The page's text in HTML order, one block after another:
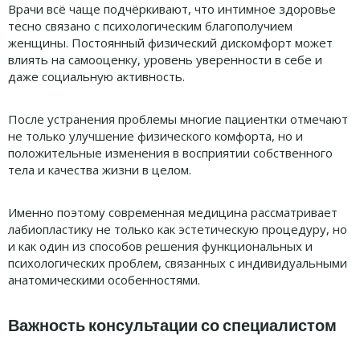
Врачи всё чаще подчёркивают, что интимное здоровье
тесно связано с психологическим благополучием
женщины. Постоянный физический дискомфорт может
влиять на самооценку, уровень уверенности в себе и
даже социальную активность.
После устранения проблемы многие пациентки отмечают
не только улучшение физического комфорта, но и
положительные изменения в восприятии собственного
тела и качества жизни в целом.
Именно поэтому современная медицина рассматривает
лабиопластику не только как эстетическую процедуру, но
и как один из способов решения функциональных и
психологических проблем, связанных с индивидуальными
анатомическими особенностями.
Важность консультации со специалистом